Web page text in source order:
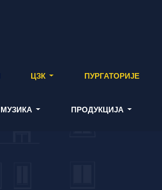
ЦЗК ПУРГАТОРИЈЕ
МУЗИКА ПРОДУКЦИЈА